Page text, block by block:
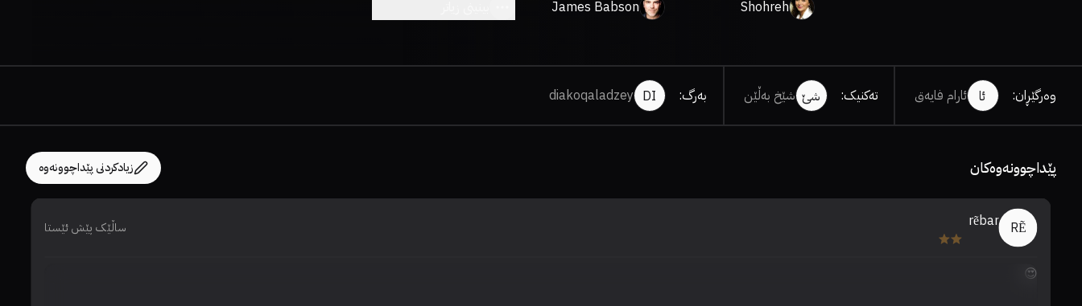
Shohreh
James Babson
وەرگێڕان: ئا ئارام فایەق تەکنیک: شێ شێخ بەڵێن بەرگ:
DI
diakoqaladzey
پێداچوونەوەکان زیادکردنی پێداچوونەوە
RẼ
rẽbar ساڵێک پێش ئێستا
😍